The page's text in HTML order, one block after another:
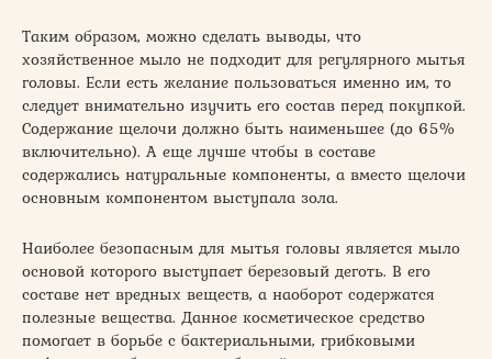
Таким образом, можно сделать выводы, что
хозяйственное мыло не подходит для регулярного мытья
головы. Если есть желание пользоваться именно им, то
следует внимательно изучить его состав перед покупкой.
Содержание щелочи должно быть наименьшее (до 65%
включительно). А еще лучше чтобы в составе
содержались натуральные компоненты, а вместо щелочи
основным компонентом выступала зола.
Наиболее безопасным для мытья головы является мыло
основой которого выступает березовый деготь. В его
составе нет вредных веществ, а наоборот содержатся
полезные вещества. Данное косметическое средство
помогает в борьбе с бактериальными, грибковыми